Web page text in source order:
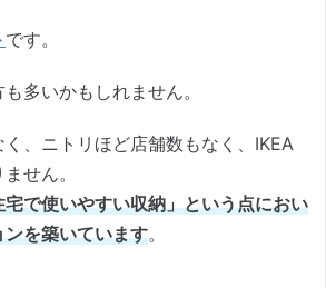
です。
多いかもしれません。
、ニトリほど店舗数もなく、IKEA
せん。
宅で使いやすい収納」という点におい
を築いています。